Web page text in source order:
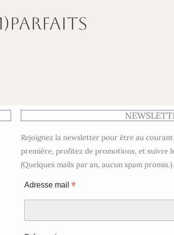
Rejoignez la newsletter pour être au
première, profitez de promotions, et suivre
(Quelques mails par an, aucun spam promis.)
Adresse mail *